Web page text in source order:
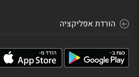
הורדת אפליקציה